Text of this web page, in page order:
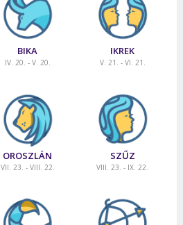
BIKA
IV. 20. - V. 20.
IKREK
V. 21. - VI. 21.
OROSZLÁN
VII. 23. - VIII. 22.
SZŰZ
VIII. 23. - IX. 22.